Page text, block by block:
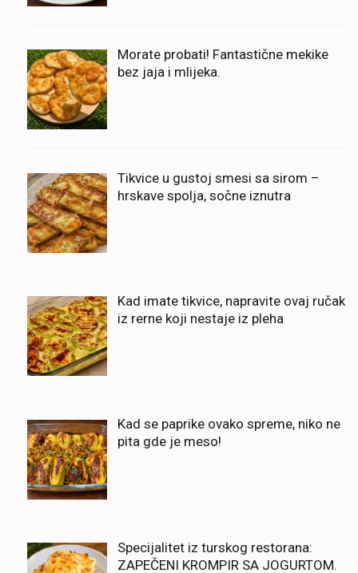
Morate probati! Fantastične mekike
bez jaja i mlijeka.
Tikvice u gustoj smesi sa sirom –
hrskave spolja, sočne iznutra
Kad imate tikvice, napravite ovaj ručak
iz rerne koji nestaje iz pleha
Kad se paprike ovako spreme, niko ne
pita gde je meso!
Specijalitet iz turskog restorana:
ZAPEČENI KROMPIR SA JOGURTOM.